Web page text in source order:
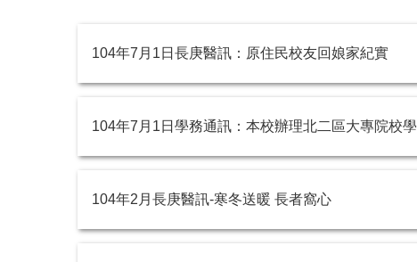
104年7月1日長庚醫訊：原住民校友回娘家紀實
104年7月1日學務通訊：本校辦理北二區大專院校
104年2月長庚醫訊-寒冬送暖 長者窩心